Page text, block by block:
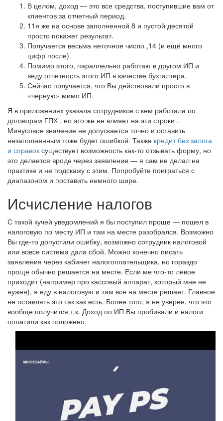
В целом, доход — это все средства, поступившие вам от
клиентов за отчетный период.
11я же на основе заполненной 8 и пустой десятой
просто покажет результат.
Получается весьма неточное число ,14 (и ещё много
цифр после).
Помимо этого, параллельно работаю в другом ИП и
веду отчетность этого ИП в качестве бухгалтера.
Сейчас получается, что Вы действовали просто в
«черную» мимо ИП.
Я в приложениях указала сотрудников с кем работала по
договорам ГПХ , но это же не влияет на эти строки .
Минусовое значение не допускается точно и оставить
незаполненным тоже будет ошибкой. Также кредит без залога
и справок существует возможность как-то отзывать форму, но
это делается вроде через заявление — я сам не делал на
практике и не подскажу с этим. Попробуйте поиграться с
диапазоном и поставить немного шире.
Исчисление налогов
С такой кучей уведомлений я бы поступил проще — пошел в
налоговую по месту ИП и там на месте разобрался. Возможно
Вы где-то допустили ошибку, возможно сотрудник налоговой
или вовсе система дала сбой. Можно конечно писать
заявления через кабинет налогоплательщика, но гораздо
проще обычно решается на месте. Если ме что-то левое
приходит (например про кассовый аппарат, который мне не
нужен), я еду в налоговую и там все на месте решает. Главное
не оставлять это так как есть. Более того, я не уверен, что это
вообще получится т.к. Доход по ИП Вы пробивали и налоги
оплатили как положено.